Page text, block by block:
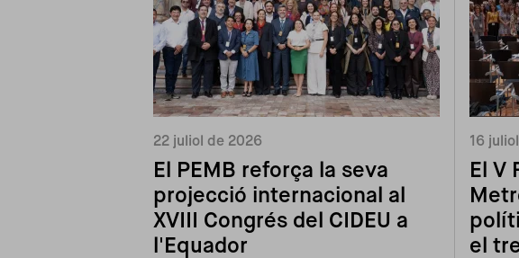
22 juliol de 2026
El PEMB reforça la seva
projecció internacional al
XVIII Congrés del CIDEU a
l'Equador
16
El V
el